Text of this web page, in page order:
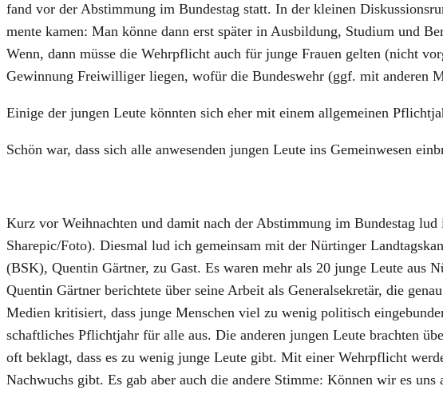
fand vor der Abstim­mung im Bun­des­tag statt. In der klei­nen
men­te kamen: Man kön­ne dann erst spä­ter in Aus­bil­dung, Stu­di­um und
Wenn, dann müs­se die Wehr­pflicht auch für jun­ge Frau­en gel­ten (nicht
Gewin­nung Frei­wil­li­ger lie­gen, wofür die Bun­des­wehr (ggf. mit ande­ren
Eini­ge der jun­gen Leu­te könn­ten sich eher mit einem all­ge­mei­nen
Schön war, dass sich alle anwe­sen­den jun­gen Leu­te ins Gemein­we­sen
Kurz vor Weih­nach­ten und damit nach der Abstim­mung im Bun­des­tag
Sharepic/Foto). Dies­mal lud ich gemein­sam mit der Nür­tin­ger
(BSK), Quen­tin Gärt­ner, zu Gast. Es waren mehr als 20 jun­ge Leu­te aus
Quen­tin Gärt­ner berich­te­te über sei­ne Arbeit als Gene­ral­se­kre­tär, die
Medi­en kri­ti­siert, dass jun­ge Men­schen viel zu wenig poli­tisch
schaft­li­ches Pflicht­jahr für alle aus. Die ande­ren jun­gen Leu­te brach­ten
oft beklagt, dass es zu wenig jun­ge Leu­te gibt. Mit einer Wehr­pflicht
Nach­wuchs gibt. Es gab aber auch die ande­re Stim­me: Kön­nen wir es